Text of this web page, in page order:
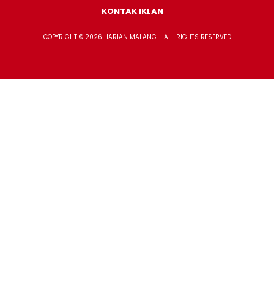
KONTAK IKLAN
COPYRIGHT © 2026 HARIAN MALANG - ALL RIGHTS RESERVED